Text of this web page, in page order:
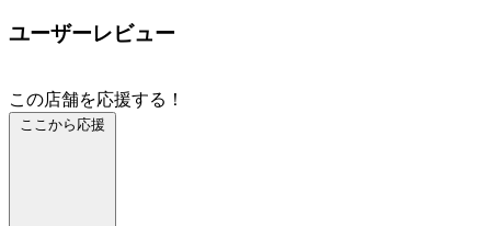
ユーザーレビュー
この店舗を応援する！
ここから応援